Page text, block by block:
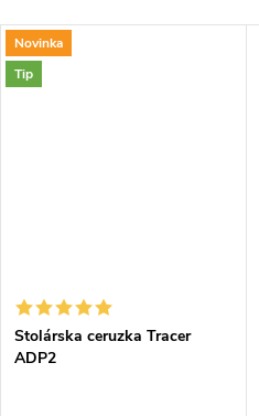
Novinka
Tip
Stolárska ceruzka Tracer
ADP2